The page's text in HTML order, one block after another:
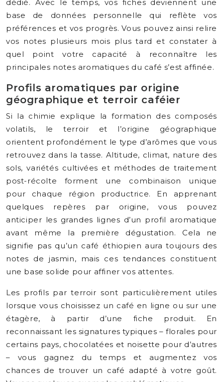
dédié. Avec le temps, vos fiches deviennent une
base de données personnelle qui reflète vos
préférences et vos progrès. Vous pouvez ainsi relire
vos notes plusieurs mois plus tard et constater à
quel point votre capacité à reconnaître les
principales notes aromatiques du café s’est affinée.
Profils aromatiques par origine
géographique et terroir caféier
Si la chimie explique la formation des composés
volatils, le terroir et l’origine géographique
orientent profondément le type d’arômes que vous
retrouvez dans la tasse. Altitude, climat, nature des
sols, variétés cultivées et méthodes de traitement
post-récolte forment une combinaison unique
pour chaque région productrice. En apprenant
quelques repères par origine, vous pouvez
anticiper les grandes lignes d’un profil aromatique
avant même la première dégustation. Cela ne
signifie pas qu’un café éthiopien aura toujours des
notes de jasmin, mais ces tendances constituent
une base solide pour affiner vos attentes.
Les profils par terroir sont particulièrement utiles
lorsque vous choisissez un café en ligne ou sur une
étagère, à partir d’une fiche produit. En
reconnaissant les signatures typiques – florales pour
certains pays, chocolatées et noisette pour d’autres
– vous gagnez du temps et augmentez vos
chances de trouver un café adapté à votre goût.